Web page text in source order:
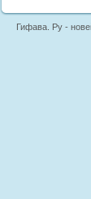
Гифава. Ру -